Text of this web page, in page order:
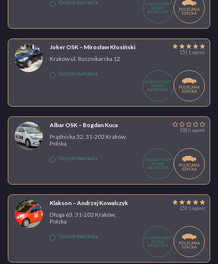
Do porównania
DODATKOWY
RABAT
BEDRIVER
POLECANA
SZKOŁA
Joker OSK – Mirosław Kłosiński
(5) 1 opinii
Kraków ul. Rusznikarska 12
Do porównania
DODATKOWY
RABAT
BEDRIVER
POLECANA
SZKOŁA
Albar OSK – Bogdan Kuca
(0) 0 opinii
Prądnicka 32, 31-202 Kraków,
Polska
Do porównania
DODATKOWY
RABAT
BEDRIVER
POLECANA
SZKOŁA
Klakson – Andrzej Kowalczyk
(5) 1 opinii
Długa 63, 31-202 Kraków,
Polska
Do porównania
DODATKOWY
RABAT
BEDRIVER
POLECANA
SZKOŁA